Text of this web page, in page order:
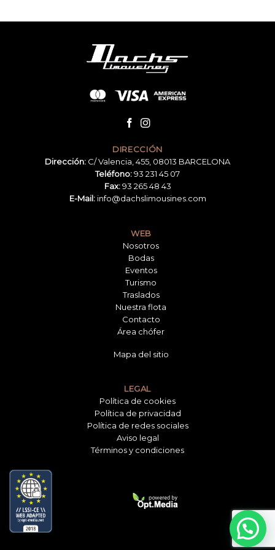
DIRECCIÓN
Dirección: C/ Valencia, 455, 08013 BARCELONA
Teléfono:93 231 45 07
Fax:93 265 48 43
E-Mail: info@dachslimousines.com
WEB
Nosotros
Bodas
Eventos
Turismo
Traslados
Nuestra flota
Contacto
Área chófer
Mapa del sitio
LEGAL
Política de cookies
Política de privacidad
Política de redes sociales
Aviso legal
Términos y condiciones